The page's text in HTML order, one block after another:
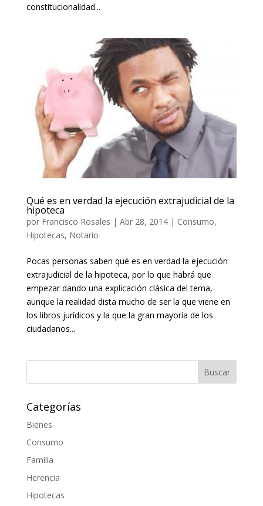
constitucionalidad...
Qué es en verdad la ejecución extrajudicial de la
hipoteca
por Francisco Rosales | Abr 28, 2014| Consumo,
Hipotecas, Notario
Pocas personas saben qué es en verdad la ejecución
extrajudicial de la hipoteca, por lo que habrá que
empezar dando una explicación clásica del tema,
aunque la realidad dista mucho de ser la que viene en
los libros jurídicos y la que la gran mayoría de los
ciudadanos...
Categorías
Bienes
Consumo
Familia
Herencia
Hipotecas